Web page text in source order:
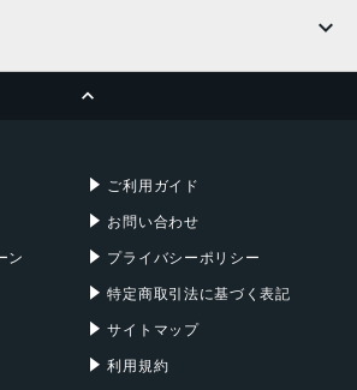
ン
ご利用ガイド
お問い合わせ
プライバシーポリシー
特定商取引法に基づく表記
サイトマップ
利用規約